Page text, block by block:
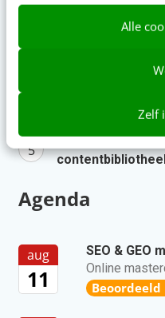
Alle
Zelf
of overbodig?
Geef structuur
Agenda
aug
11
SEO & GEO
Online